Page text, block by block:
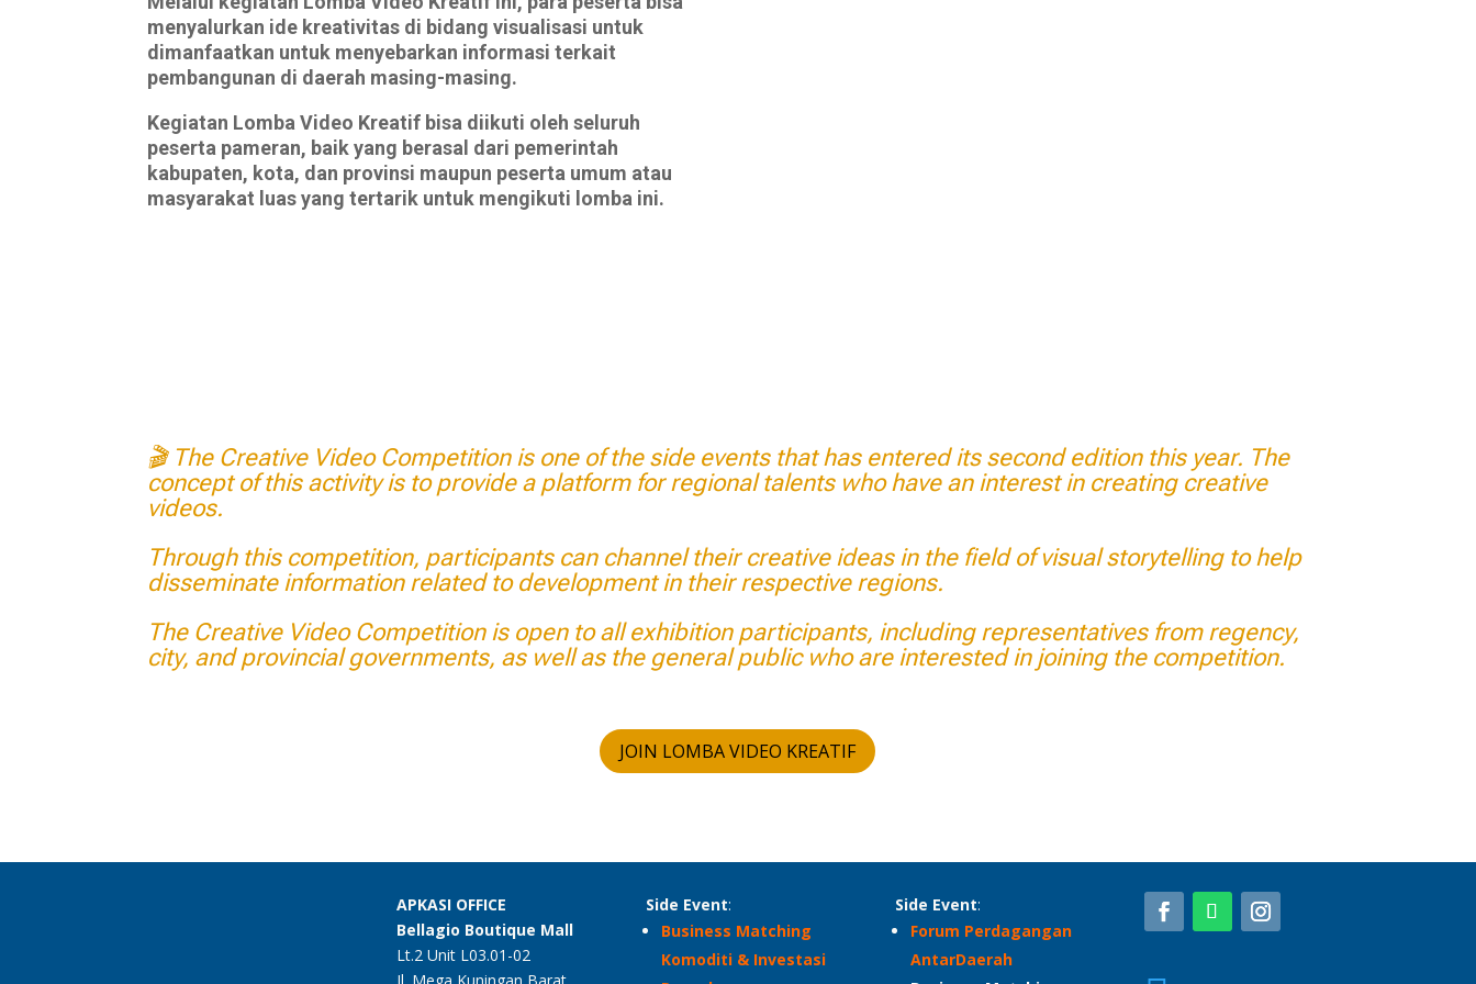
menyalurkan ide kreativitas di bidang visualisasi untuk
dimanfaatkan untuk menyebarkan informasi terkait
pembangunan di daerah masing-masing.
Kegiatan Lomba Video Kreatif bisa diikuti oleh seluruh
peserta pameran, baik yang berasal dari pemerintah
kabupaten, kota, dan provinsi maupun peserta umum atau
masyarakat luas yang tertarik untuk mengikuti lomba ini.
🎬 The Creative Video Competition is one of the side events that has entered its second edition this year. The
concept of this activity is to provide a platform for regional talents who have an interest in creating creative
videos.
Through this competition, participants can channel their creative ideas in the field of visual storytelling to help
disseminate information related to development in their respective regions.
The Creative Video Competition is open to all exhibition participants, including representatives from regency,
city, and provincial governments, as well as the general public who are interested in joining the competition.
JOIN LOMBA VIDEO KREATIF
APKASI OFFICE
Bellagio Boutique Mall
Lt.2 Unit L03.01-02
Side Event:
Business Matching
Komoditi & Investasi
Side Event:
Forum Perdagangan
AntarDaerah